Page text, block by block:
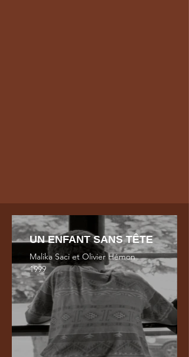
UN ENFANT SANS TÊTE
Malika Saci et Olivier Hémon
1999